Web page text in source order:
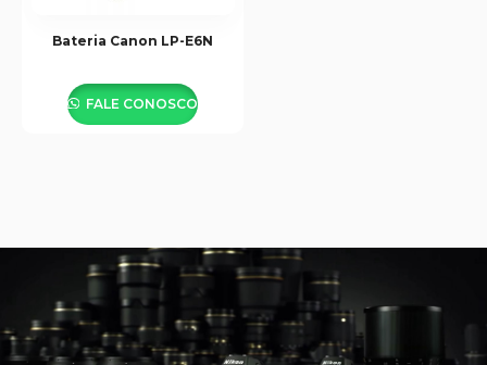
Bateria Canon LP-E6N
FALE CONOSCO